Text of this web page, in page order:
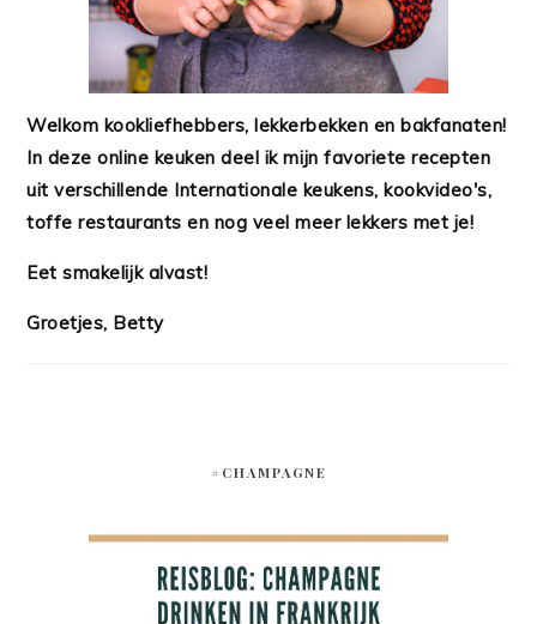
Welkom kookliefhebbers, lekkerbekken en bakfanaten!
In deze online keuken deel ik mijn favoriete recepten
uit verschillende Internationale keukens, kookvideo's,
toffe restaurants en nog veel meer lekkers met je!
Eet smakelijk alvast!
Groetjes, Betty
#CHAMPAGNE